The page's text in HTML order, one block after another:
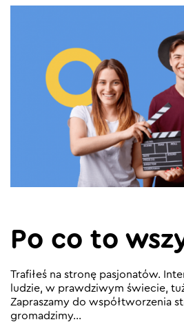
Po co to
Trafiłeś na stronę pasjonatów.
ludzie, w prawdziwym świecie,
Zapraszamy do współtworzenia
gromadzimy...